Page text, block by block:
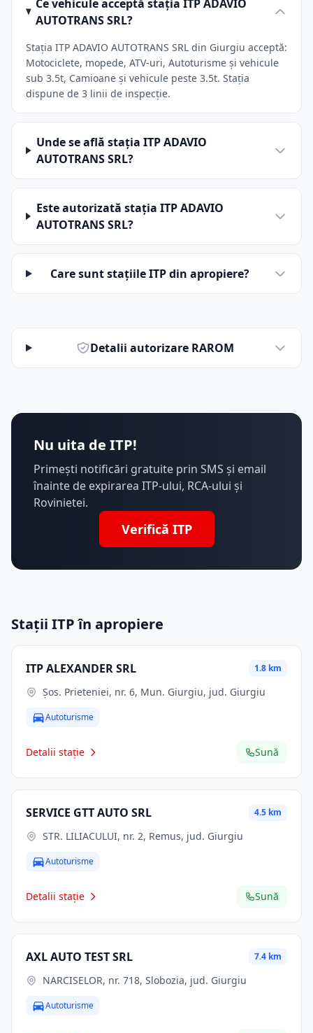
Ce vehicule acceptă stația ITP ADAVIO
AUTOTRANS SRL?
Stația ITP ADAVIO AUTOTRANS SRL din Giurgiu acceptă:
Motociclete, mopede, ATV-uri, Autoturisme și vehicule
sub 3.5t, Camioane și vehicule peste 3.5t. Stația
dispune de 3 linii de inspecție.
Unde se află stația ITP ADAVIO
AUTOTRANS SRL?
Este autorizată stația ITP ADAVIO
AUTOTRANS SRL?
Care sunt stațiile ITP din apropiere?
Detalii autorizare RAROM
Nu uita de ITP!
Primești notificări gratuite prin SMS și email
înainte de expirarea ITP-ului, RCA-ului și
Rovinietei.
Verifică ITP
Stații ITP în apropiere
ITP ALEXANDER SRL 1.8 km
Şos. Prieteniei, nr. 6, Mun. Giurgiu, jud. Giurgiu
Autoturisme
Detalii stație Sună
SERVICE GTT AUTO SRL 4.5 km
STR. LILIACULUI, nr. 2, Remus, jud. Giurgiu
Autoturisme
Detalii stație Sună
AXL AUTO TEST SRL 7.4 km
NARCISELOR, nr. 718, Slobozia, jud. Giurgiu
Autoturisme